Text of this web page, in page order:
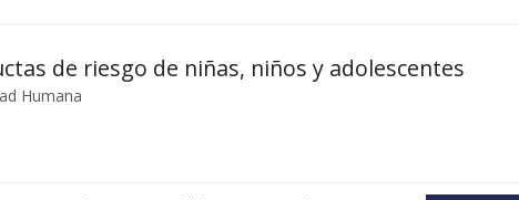
de riesgo de niñas, niños y adolescentes
Humana